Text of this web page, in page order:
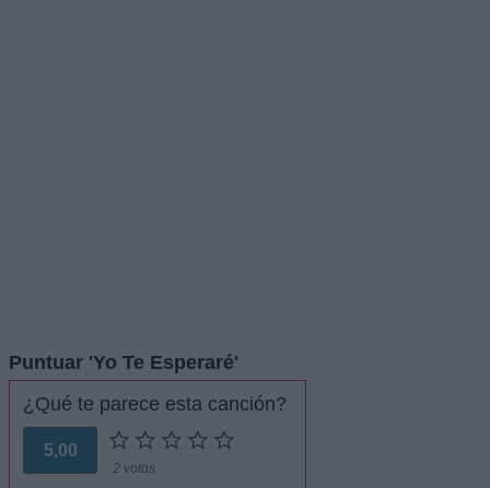
Puntuar 'Yo Te Esperaré'
¿Qué te parece esta canción?
5,00
2 votos